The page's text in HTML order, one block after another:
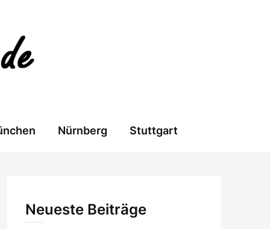
Nürnberg Stuttgart
Neueste Beiträge